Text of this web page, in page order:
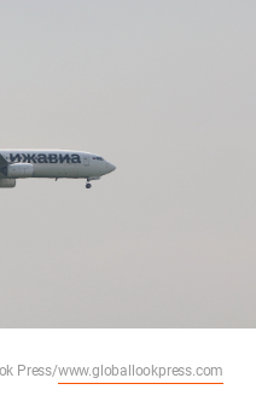
Press/www.globallookpress.com